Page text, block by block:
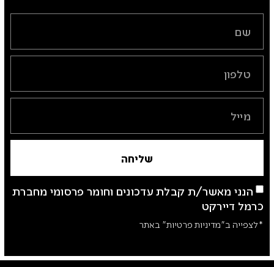
הנני מאשר/ת קבלת עדכונים וחומר פרסומי מחברת
כרמל דיירקט
*לצפייה ב"מדיניות פרטיות" באתר
שליחה